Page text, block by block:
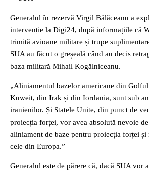
Generalul în rezervă Virgil Bălăceanu a
intervenție la Digi24, după informațiile că
trimită avioane militare și trupe
SUA au făcut o greșeală când au decis
baza militară Mihail Kogălniceanu.
„Aliniamentul bazelor americane din
Kuweit, din Irak și din Iordania, sunt sub
iranienilor. Și Statele Unite, din punct de
proiecția forței, vor avea absolută nevoie
aliniament de baze pentru proiecția forței și
cele din Europa.”
Generalul este de părere că, dacă SUA vor